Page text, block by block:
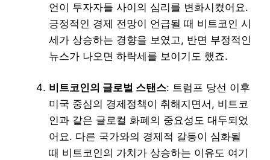
언이 투자자들 사이의 심리를 변화시켰어요.
긍정적인 경제 전망이 언급될 때 비트코인 시
세가 상승하는 경향을 보였고, 반면 부정적인
뉴스가 나오면 하락세를 보이기도 했죠.
비트코인의 글로벌 스탠스: 트럼프 당선 이후
미국 중심의 경제정책이 취해지면서, 비트코
인과 같은 글로컬 화폐의 중요성도 대두되었
어요. 다른 국가와의 경제적 갈등이 심화될
때 비트코인의 가치가 상승하는 이유도 여기